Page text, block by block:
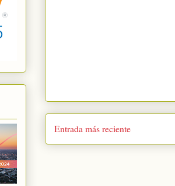
Entrada más reciente